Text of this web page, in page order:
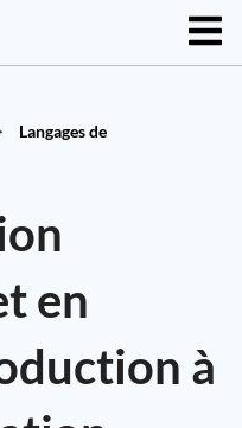
Langages de
en
à